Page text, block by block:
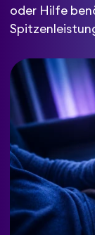
oder Hilfe